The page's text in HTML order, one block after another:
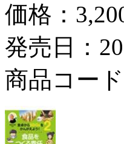
価格：
発売日：
商品コー